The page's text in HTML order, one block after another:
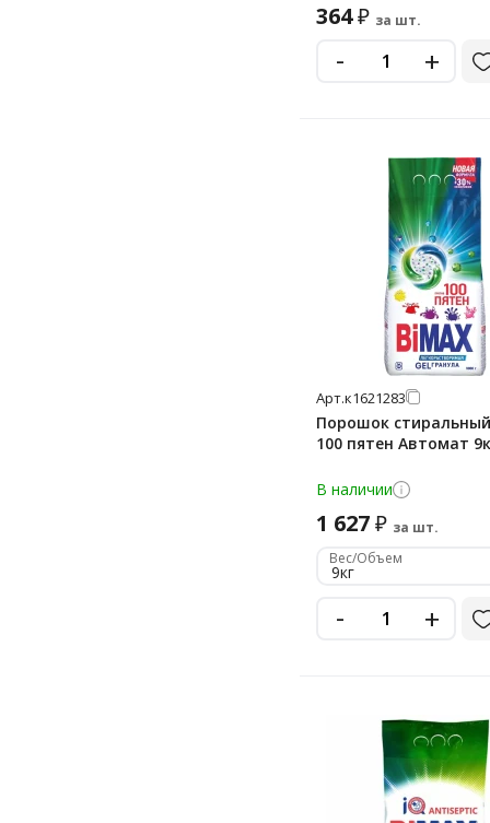
364₽ за шт.
- +
Арт.к1621283
Порошок
100 пятен Автомат
В наличии
1 627₽ за шт.
Вес/Объем
9кг
- +